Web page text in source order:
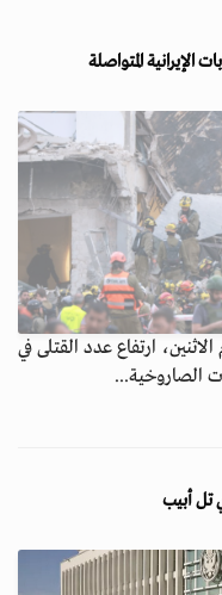
ارتفاع عدد القتلى في
تل أبيب